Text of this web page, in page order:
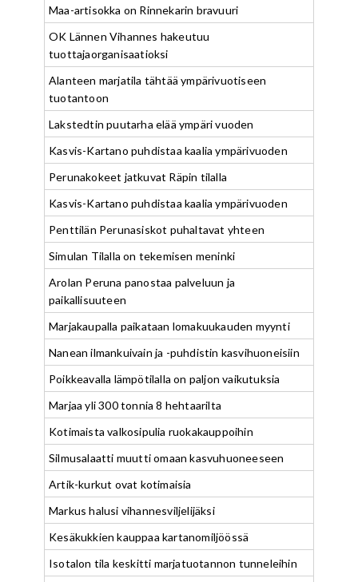
Maa-artisokka on Rinnekarin bravuuri
OK Lännen Vihannes hakeutuu
tuottajaorganisaatioksi
Alanteen marjatila tähtää ympärivuotiseen
tuotantoon
Lakstedtin puutarha elää ympäri vuoden
Kasvis-Kartano puhdistaa kaalia ympärivuoden
Perunakokeet jatkuvat Räpin tilalla
Kasvis-Kartano puhdistaa kaalia ympärivuoden
Penttilän Perunasiskot puhaltavat yhteen
Simulan Tilalla on tekemisen meninki
Arolan Peruna panostaa palveluun ja
paikallisuuteen
Marjakaupalla paikataan lomakuukauden myynti
Nanean ilmankuivain ja -puhdistin kasvihuoneisiin
Poikkeavalla lämpötilalla on paljon vaikutuksia
Marjaa yli 300 tonnia 8 hehtaarilta
Kotimaista valkosipulia ruokakauppoihin
Silmusalaatti muutti omaan kasvuhuoneeseen
Artik-kurkut ovat kotimaisia
Markus halusi vihannesviljelijäksi
Kesäkukkien kauppaa kartanomiljöössä
Isotalon tila keskitti marjatuotannon tunneleihin